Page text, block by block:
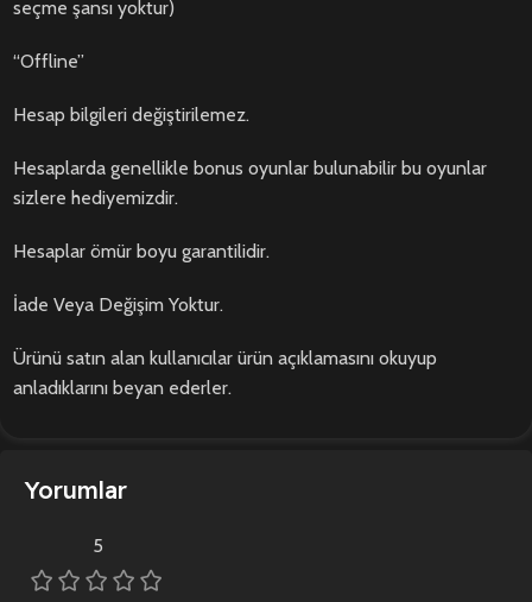
seçme şansı yoktur)
“Offline”
Hesap bilgileri değiştirilemez.
Hesaplarda genellikle bonus oyunlar bulunabilir bu oyunlar
sizlere hediyemizdir.
Hesaplar ömür boyu garantilidir.
İade Veya Değişim Yoktur.
Ürünü satın alan kullanıcılar ürün açıklamasını okuyup
anladıklarını beyan ederler.
Yorumlar
5